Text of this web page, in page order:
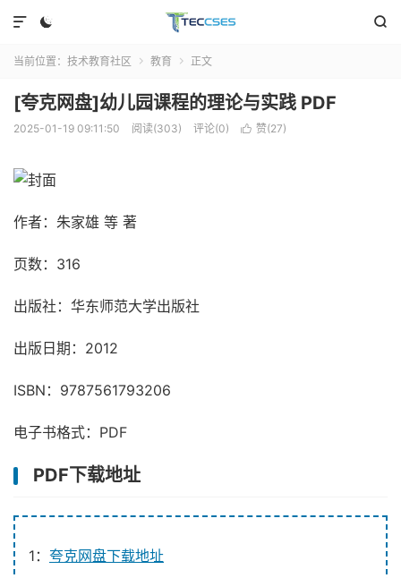
 

当前位置： 技术教育社区  教育  正文
[夸克网盘]幼儿园课程的理论与实践 PDF
2025-01-19 09:11:50 阅读(303) 评论(0)  赞(27)
作者：朱家雄 等 著
页数：316
出版社：华东师范大学出版社
出版日期：2012
ISBN：9787561793206
电子书格式：PDF
PDF下载地址
1： 夸克网盘下载地址